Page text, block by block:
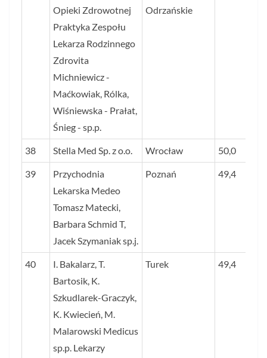
Opieki Zdrowotnej
Praktyka Zespołu
Lekarza Rodzinnego
Zdrovita
Michniewicz -
Maćkowiak, Rólka,
Wiśniewska - Prałat,
Śnieg - sp.p.
Odrzańskie
38 Stella Med Sp. z o.o. Wrocław 50,0
39
Przychodnia
Lekarska Medeo
Tomasz Matecki,
Barbara Schmid T,
Jacek Szymaniak sp.j.
Poznań 49,4
40
I. Bakalarz, T.
Bartosik, K.
Szkudlarek-Graczyk,
K. Kwiecień, M.
Malarowski Medicus
sp.p. Lekarzy
Turek 49,4